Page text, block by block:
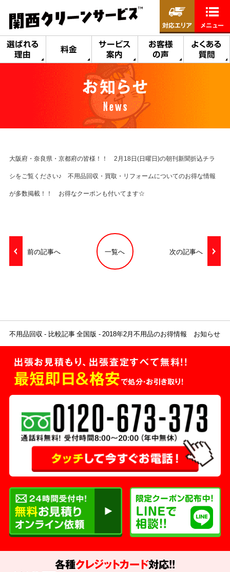
選ばれる
理由
料金
サービス
案内
お客様
の声
よくある
質問
対応エリア メニュー
お知らせ
News
大阪府・奈良県・京都府の皆様！！ 2月18日(日曜日)の朝刊新聞折込チラ
シをご覧ください♪ 不用品回収・買取・リフォームについてのお得な情報
が多数掲載！！ お得なクーポンも付いてます☆
前の記事へ 一覧へ 次の記事へ
不用品回収 比較記事 全国版 2018年2月不用品のお得情報 お知らせ
出張お見積もり、出張査定すべて無料!!
最短即日＆格安で処分・お引き取り！
各種クレジットカード対応!!